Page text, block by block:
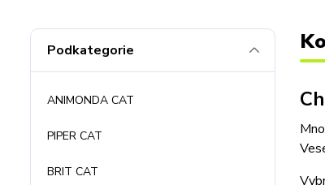
Podkategorie
ANIMONDA CAT
PIPER CAT
BRIT CAT